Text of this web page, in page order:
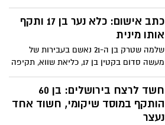
לשנת 2019 שמשרד החינוך מפרסם היום
כתב אישום: כלא נער בן 17 ותקף
אותו מינית
שלמה שטרק בן ה-21 נאשם בעבירות של
מעשה סדום בקטין בן 17, כליאת שווא, תקיפה
ועוד. הפרקליטות מבקשת לעצור אותו עד
תום ההליכים.
חשד לרצח בירושלים: בן 60
הותקף במוסד שיקומי, חשוד אחד
נעצר